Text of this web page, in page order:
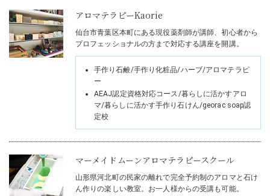
アロマテラピーKaorie
仙台市青葉区本町にある現役薬剤師が講師、初心者から
プロフェッショナルの方まで対応する講座を開講。
手作り石鹸/手作り化粧品/ハーブ/アロマテラピ
ー
AEAJ認定資格対応コース/暮らしに活かすアロ
マ/暮らしに活かす手作り石けん/georac soap認
定校
マーメイドムーンアロマテラピースクール
山形県河北町の民家の離れで完全予約制のアロマと石け
ん作りの楽しい教室。お一人様からの受講も可能。